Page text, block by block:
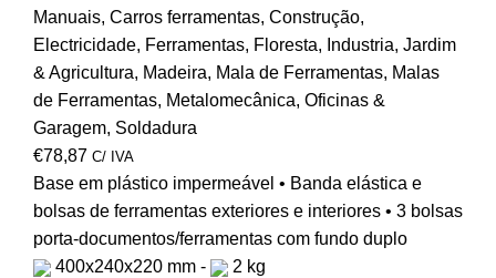
Manuais, Carros ferramentas, Construção,
Electricidade, Ferramentas, Floresta, Industria, Jardim
& Agricultura, Madeira, Mala de Ferramentas, Malas
de Ferramentas, Metalomecânica, Oficinas &
Garagem, Soldadura
€78,87 C/ IVA
Base em plástico impermeável • Banda elástica e
bolsas de ferramentas exteriores e interiores • 3 bolsas
porta-documentos/ferramentas com fundo duplo
400x240x220 mm -
2 kg